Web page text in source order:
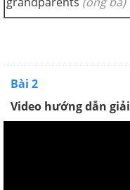
Bài 2
Video hướng dẫn giải